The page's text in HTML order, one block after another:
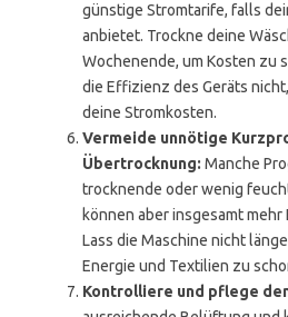
günstige Stromtarife, falls
anbietet. Trockne deine
Wochenende, um Kosten zu
die Effizienz des Geräts
deine Stromkosten.
Vermeide unnötige
Übertrocknung: Manche
trocknende oder wenig
können aber insgesamt
Lass die Maschine nicht
Energie und Textilien zu
Kontrolliere und pflege